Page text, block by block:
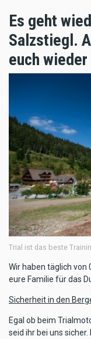
Es geht
Salzstiegl.
euch
Trial ist das beste
Wir haben täglich von
eure Familie für das
Sicherheit in den
Egal ob beim
seid ihr bei uns